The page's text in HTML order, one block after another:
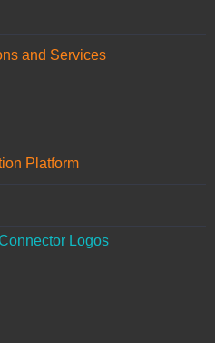
and Services
Platform